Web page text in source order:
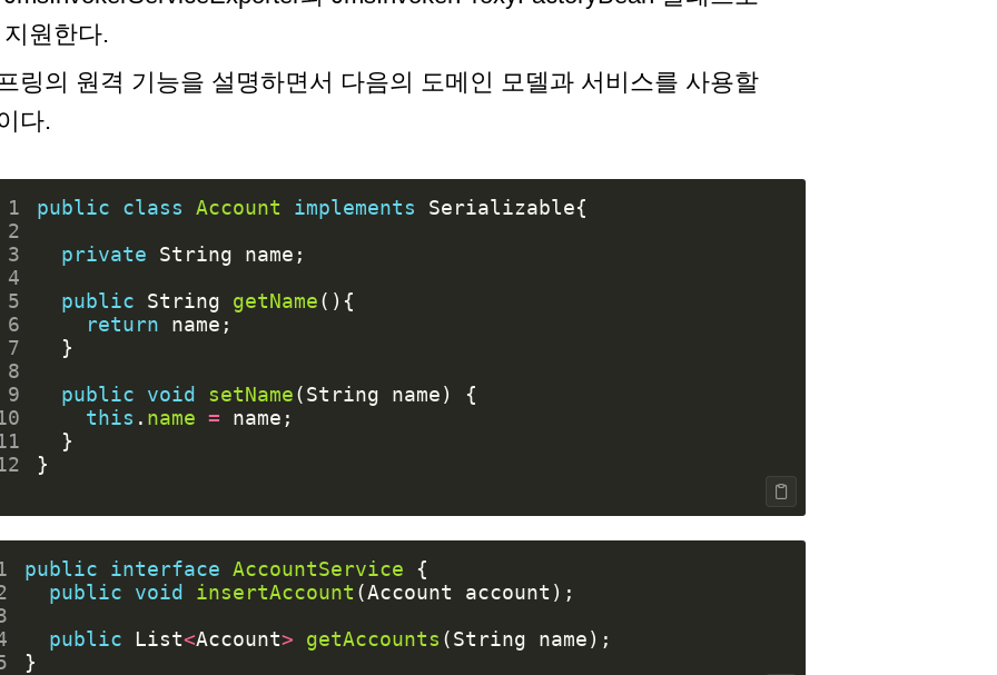
지원한다.
링의 원격 기능을 설명하면서 다음의 도메인 모델과 서비스를 사용할
다.
public class Account implements Serializable{
private String name ;
public String getName(){
return name ;
}
public void setName(String name)
{
this . name = name ;
}
}
public interface AccountService
{
public void insertAccount (Account account );
public List<Account> getAccounts (String name);
}